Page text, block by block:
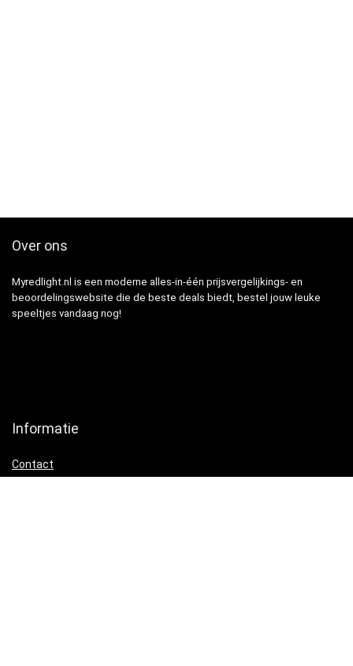
Over ons
Myredlight.nl is een moderne alles-in-één prijsvergelijkings- en
beoordelingswebsite die de beste deals biedt, bestel jouw leuke
speeltjes vandaag nog!
Informatie
Contact